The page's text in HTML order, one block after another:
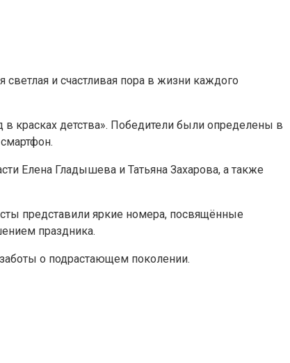
и счастливая пора в жизни каждого
красках детства». Победители были определены в
Елена Гладышева и Татьяна Захарова, а также
представили яркие номера, посвящённые
праздника.
о подрастающем поколении.